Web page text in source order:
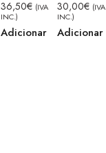
36,50€ (IVA
INC.)
Adicionar
30,00€ (IVA
INC.)
Adicionar